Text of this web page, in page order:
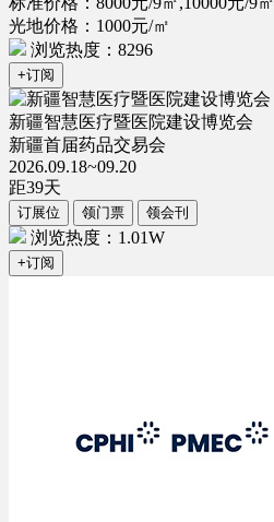
光地价格：1000元/㎡
浏览热度：8296
+订阅
新疆智慧医疗暨医院建设博览会
新疆首届药品交易会
2026.09.18~09.20
距39天
订展位 领门票 领会刊
浏览热度：1.01W
+订阅